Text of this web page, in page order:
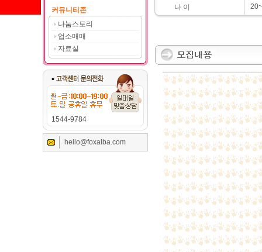
커뮤니티존
나눔스토리
업소매매
자료실
1544-9784
hello@foxalba.com
나 이